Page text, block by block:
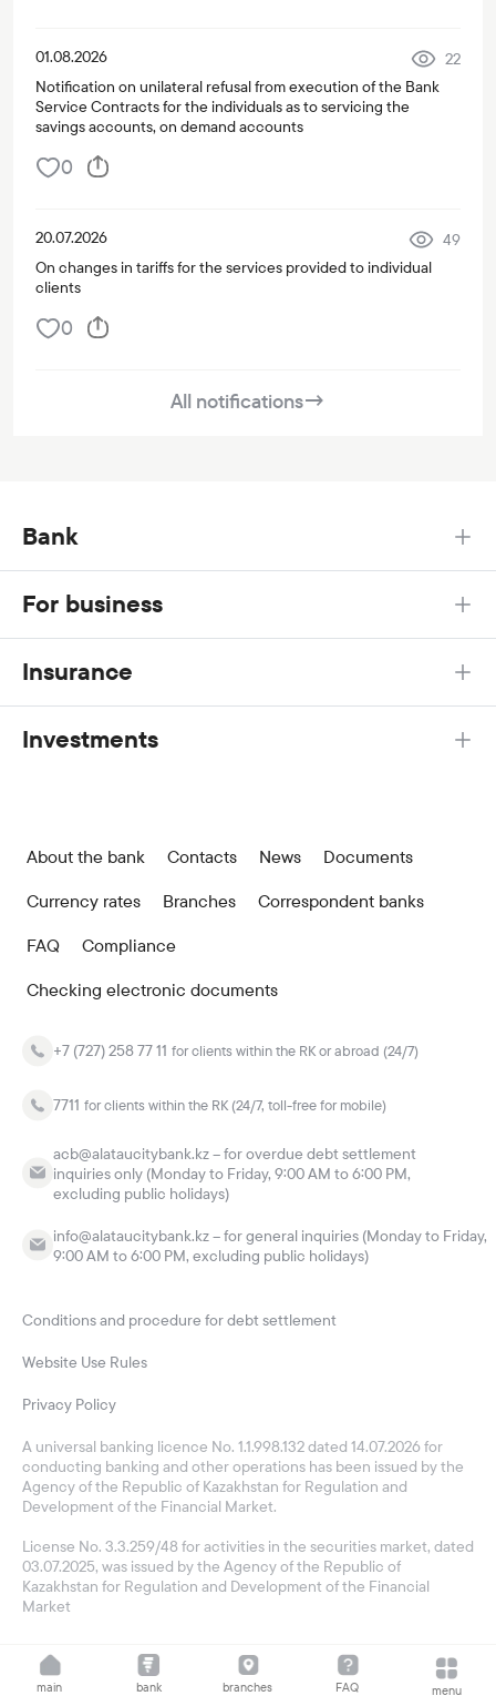
01.08.2026
22
Notification on unilateral refusal from execution of the Bank
Service Contracts for the individuals as to servicing the
savings accounts, on demand accounts
0
20.07.2026
49
On changes in tariffs for the services provided to individual
clients
0
All notifications→
Bank
For business
Insurance
Investments
About the bank Contacts News
Documents
Currency rates
Branches
Correspondent banks
FAQ
Compliance
Checking electronic documents
+7 (727) 258 77 11 for clients within the RK or abroad (24/7)
7711 for clients within the RK (24/7, toll-free for mobile)
acb@alataucitybank.kz – for overdue debt settlement
inquiries only (Monday to Friday, 9:00 AM to 6:00 PM,
excluding public holidays)
info@alataucitybank.kz – for general inquiries (Monday to Friday,
9:00 AM to 6:00 PM, excluding public holidays)
A universal banking licence No. 1.1.998.132 dated 14.07.2026 for
conducting banking and other operations has been issued by the
Agency of the Republic of Kazakhstan for Regulation and
Development of the Financial Market.
License No. 3.3.259/48 for activities in the securities market, dated
03.07.2025, was issued by the Agency of the Republic of
Kazakhstan for Regulation and Development of the Financial
Market
Conditions and procedure for debt settlement
Website Use Rules
Privacy Policy
main bank branches FAQ menu